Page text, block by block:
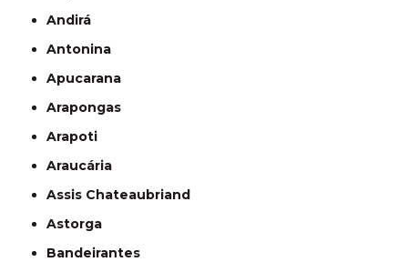
Andirá
Antonina
Apucarana
Arapongas
Arapoti
Araucária
Assis Chateaubriand
Astorga
Bandeirantes